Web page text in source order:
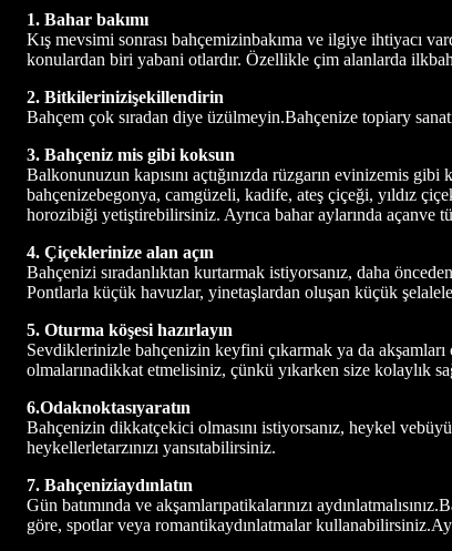
1. Bahar bakımı
Kış mevsimi sonrası bahçemizinbakıma ve ilgiye ihtiyacı
konulardan biri yabani otlardır. Özellikle çim alanlarda
2. Bitkilerinizişekillendirin
Bahçem çok sıradan diye üzülmeyin.Bahçenize topiary
3. Bahçeniz mis gibi koksun
Balkonunuzun kapısını açtığınızda rüzgarın evinizemis
bahçenizebegonya, camgüzeli, kadife, ateş çiçeği, yıldız
horozibiği yetiştirebilirsiniz. Ayrıca bahar aylarında
4. Çiçeklerinize alan açın
Bahçenizi sıradanlıktan kurtarmak istiyorsanız, daha
Pontlarla küçük havuzlar, yinetaşlardan oluşan küçük
5. Oturma köşesi hazırlayın
Sevdiklerinizle bahçenizin keyfini çıkarmak ya da
olmalarınadikkat etmelisiniz, çünkü yıkarken size kolaylık
6.Odaknoktasıyaratın
Bahçenizin dikkatçekici olmasını istiyorsanız, heykel
heykellerletarzınızı yansıtabilirsiniz.
7. Bahçeniziaydınlatın
Gün batımında ve akşamlarıpatikalarınızı
göre, spotlar veya romantikaydınlatmalar